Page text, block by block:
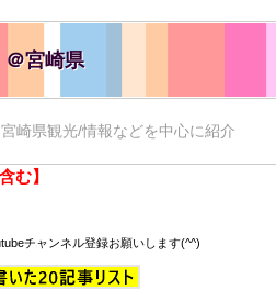
＠宮崎県
崎県観光/情報などを中心に紹介
む】
チャンネル登録お願いします(^^)